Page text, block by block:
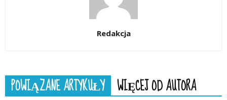
Redakcja
POWIĄZANE ARTYKUŁY WIĘCEJ OD AUTORA